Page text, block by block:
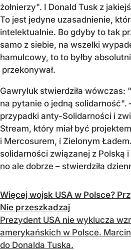
żołnierzy". I Donald Tusk z
To jest jedyne uzasadnienie,
intelektualnie. Bo gdyby to tak
samo z siebie, na wszelki
hamulcowy, to to byłby
przekonywał.
Gawryluk stwierdziła wówczas:
na pytanie o jedną solidarność".
przypadki anty-Solidarności i
Stream, który miał być
i Mercosurem, i Zielonym
solidarności związanej z Polską
no ale dobrze – stwierdziła
Więcej wojsk USA w Polsce?
Nie przeszkadzaj
Prezydent USA nie wyklucza
amerykańskich w Polsce.
do Donalda Tuska.